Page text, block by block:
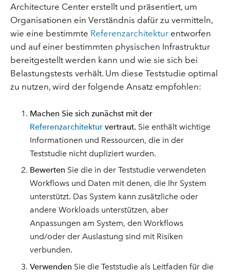
Architecture Center erstellt und präsentiert, um
Organisationen ein Verständnis dafür zu vermitteln,
wie eine bestimmte Referenzarchitekturentworfen
und auf einer bestimmten physischen Infrastruktur
bereitgestellt werden kann und wie sie sich bei
Belastungstests verhält. Um diese Teststudie optimal
zu nutzen, wird der folgende Ansatz empfohlen:
Machen Sie sich zunächst mit der
Referenzarchitektur vertraut. Sie enthält wichtige
Informationen und Ressourcen, die in der
Teststudie nicht dupliziert wurden.
Bewerten Sie die in der Teststudie verwendeten
Workflows und Daten mit denen, die Ihr System
unterstützt. Das System kann zusätzliche oder
andere Workloads unterstützen, aber
Anpassungen am System, den Workflows
und/oder der Auslastung sind mit Risiken
verbunden.
Verwenden Sie die Teststudie als Leitfaden für die